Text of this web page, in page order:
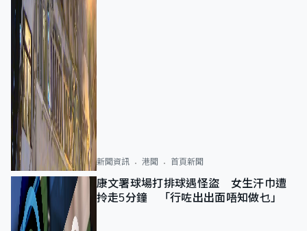
新聞資訊 港聞 首頁新聞
康文署球場打排球遇怪盜 女生汗巾遭
拎走5分鐘 「行咗出出面唔知做乜」